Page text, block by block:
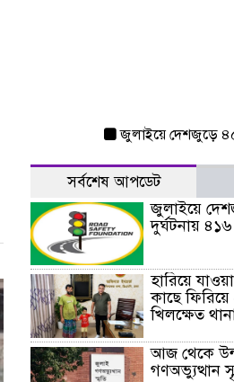
জুলাইয়ে দেশজুড়ে ৪৫৮টি
সর্বশেষ আপডেট
জুলাইয়ে
দুর্ঘটনায়
হারিয়ে
কাছে
খিলক্ষেত
আজ থেকে
গণঅভ্যুত্থান